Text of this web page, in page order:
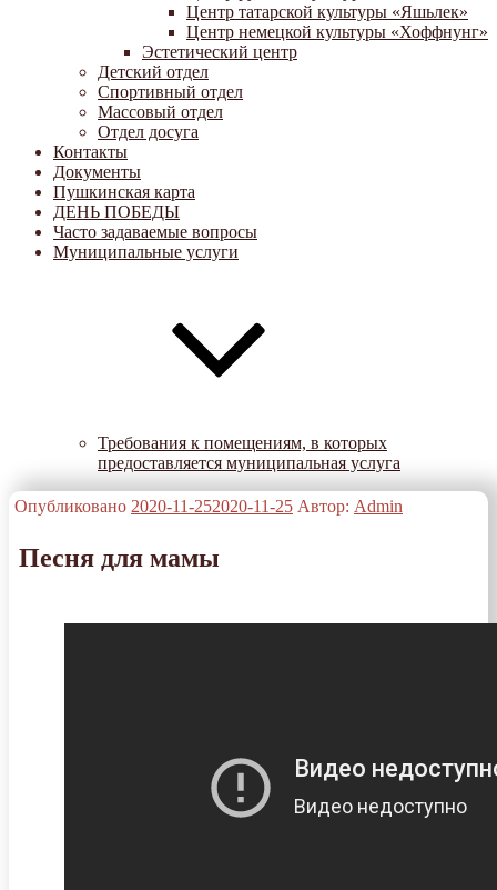
Центр татарской культуры «Яшьлек»
Центр немецкой культуры «Хоффнунг»
Эстетический центр
Детский отдел
Спортивный отдел
Массовый отдел
Отдел досуга
Контакты
Документы
Пушкинская карта
ДЕНЬ ПОБЕДЫ
Часто задаваемые вопросы
Муниципальные услуги
Требования к помещениям, в которых
предоставляется муниципальная услуга
Опубликовано 2020-11-252020-11-25 Автор: Admin
Песня для мамы